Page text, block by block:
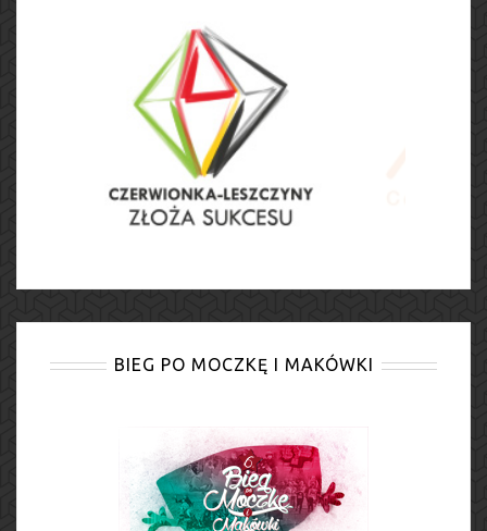
BIEG PO MOCZKĘ I MAKÓWKI